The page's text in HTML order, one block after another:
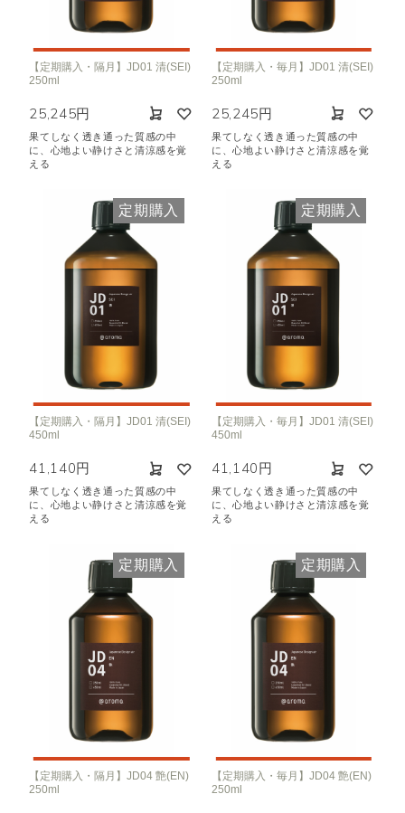
【定期購入・隔月】JD01 清(SEI)
250ml
25,245円
果てしなく透き通った質感の中
に、心地よい静けさと清涼感を覚
える
【定期購入・毎月】JD01 清(SEI)
250ml
25,245円
果てしなく透き通った質感の中
に、心地よい静けさと清涼感を覚
える
定期購入
【定期購入・隔月】JD01 清(SEI)
450ml
41,140円
果てしなく透き通った質感の中
に、心地よい静けさと清涼感を覚
える
定期購入
【定期購入・毎月】JD01 清(SEI)
450ml
41,140円
果てしなく透き通った質感の中
に、心地よい静けさと清涼感を覚
える
定期購入
【定期購入・隔月】JD04 艶(EN)
250ml
定期購入
【定期購入・毎月】JD04 艶(EN)
250ml